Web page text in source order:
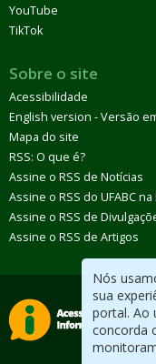
Nós
sua
portal. Ao
concorda
YouTube
TikTok
Sobre o site
Acessibilidade
English version - Versão
Mapa do site
RSS: O que é?
Assine o RSS de Notícias
Assine o RSS do UFABC na
Assine o RSS de
Assine o RSS de Artigos